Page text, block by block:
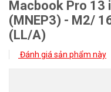
Macbook Pro 13
(MNEP3) - M2/
(LL/A)
Đánh giá sản phẩm này